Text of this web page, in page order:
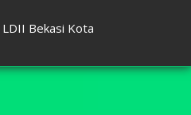
LDII Bekasi Kota